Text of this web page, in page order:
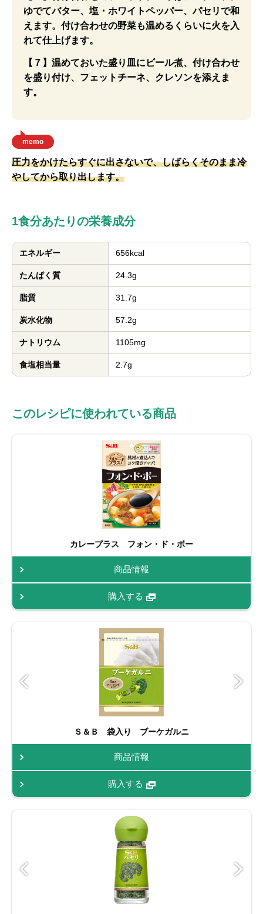
ゆでてバター、塩・ホワイトペッパー、パセリで和
えます。付け合わせの野菜も温めるくらいに火を入
れて仕上げます。
【７】温めておいた盛り皿にビール煮、付け合わせ
を盛り付け、フェットチーネ、クレソンを添えま
す。
memo
圧力をかけたらすぐに出さないで、しばらくそのまま冷
やしてから取り出します。
1食分あたりの栄養成分
エネルギー 656kcal
たんぱく質 24.3g
脂質 31.7g
炭水化物 57.2g
ナトリウム 1105mg
食塩相当量 2.7g
このレシピに使われている商品
カレープラス フォン・ド・ボー
商品情報
購入する
Ｓ＆Ｂ 袋入り ブーケガルニ
商品情報
購入する